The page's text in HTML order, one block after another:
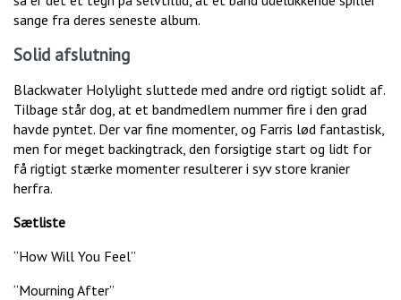
sange fra deres seneste album.
Solid afslutning
Blackwater Holylight sluttede med andre ord rigtigt solidt af.
Tilbage står dog, at et bandmedlem nummer fire i den grad
havde pyntet. Der var fine momenter, og Farris lød fantastisk,
men for meget backingtrack, den forsigtige start og lidt for
få rigtigt stærke momenter resulterer i syv store kranier
herfra.
Sætliste
“How Will You Feel”
“Mourning After”